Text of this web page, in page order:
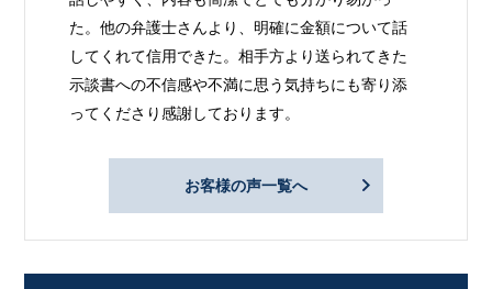
た。他の弁護士さんより、明確に金額について話
してくれて信用できた。相手方より送られてきた
示談書への不信感や不満に思う気持ちにも寄り添
ってくださり感謝しております。
お客様の声一覧へ